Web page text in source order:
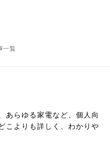
一覧
あらゆる家電など、個人向
こよりも詳しく、わかりや